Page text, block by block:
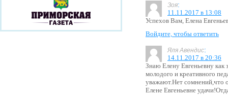
Зоя:
11.11.2017 в 13:08
Успехов Вам, Елена
Войдите, чтобы ответить
Яля Авендис:
14.11.2017 в 20:36
Знаю Елену Евгеньевну как
молодого и креативного
уважают.Нет сомнений,что
Елене Евгеньевне